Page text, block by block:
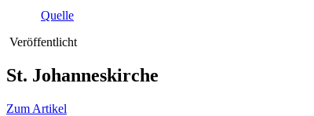
Quelle
Veröffentlicht
St. Johanneskirche
Zum Artikel